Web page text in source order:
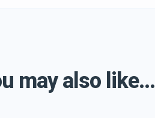
may also like...